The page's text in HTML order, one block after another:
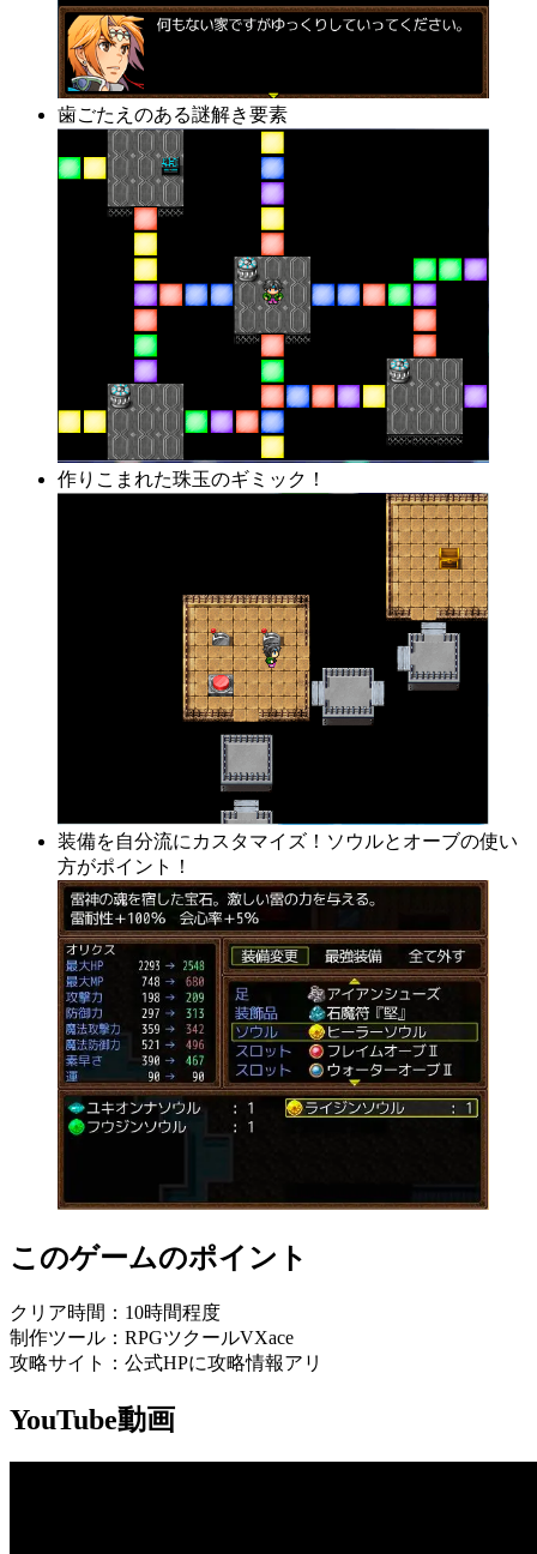
歯ごたえのある謎解き要素
作りこまれた珠玉のギミック！
装備を自分流にカスタマイズ！ソウルとオーブの使い
方がポイント！
このゲームのポイント
クリア時間：10時間程度
制作ツール：RPGツクールVXace
攻略サイト：公式HPに攻略情報アリ
YouTube動画